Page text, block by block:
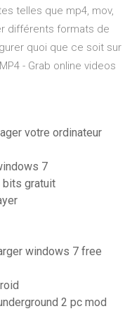
telles que mp4, mov,
différents formats de
quoi que ce soit sur
- Grab online videos
votre ordinateur
7
bits gratuit
windows 7 free
2 pc mod